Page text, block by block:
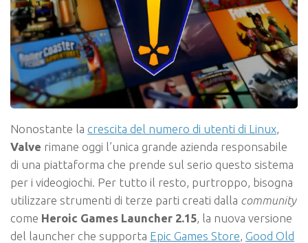
Nonostante la crescita del numero di utenti di Linux
Valve rimane oggi l’unica grande azienda responsabile
di una piattaforma che prende sul serio questo sistema
per i videogiochi. Per tutto il resto, purtroppo, bisogna
utilizzare strumenti di terze parti creati dalla community
come Heroic Games Launcher 2.15 , la nuova versione
del launcher che supporta Epic Games Store Good Old